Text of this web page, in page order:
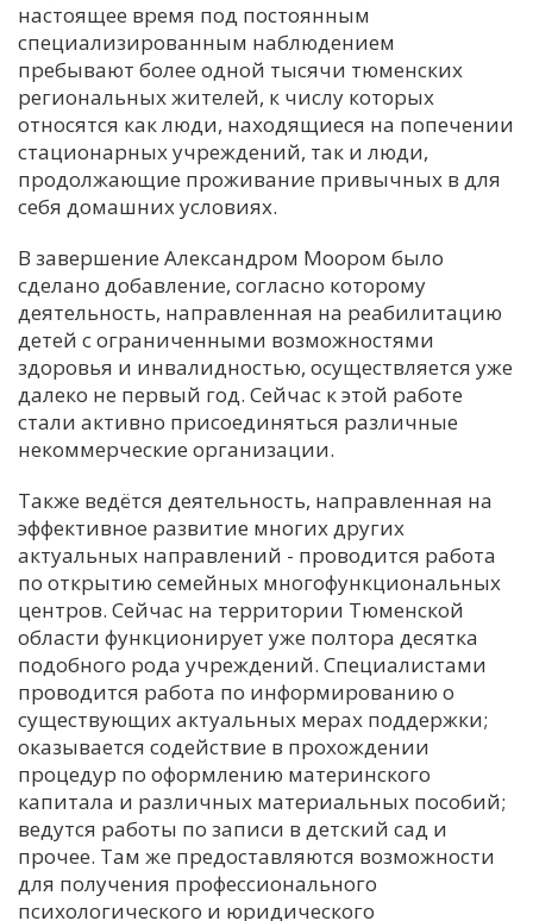
настоящее время под постоянным
специализированным наблюдением
пребывают более одной тысячи тюменских
региональных жителей, к числу которых
относятся как люди, находящиеся на попечении
стационарных учреждений, так и люди,
продолжающие проживание привычных в для
себя домашних условиях.
В завершение Александром Моором было
сделано добавление, согласно которому
деятельность, направленная на реабилитацию
детей с ограниченными возможностями
здоровья и инвалидностью, осуществляется уже
далеко не первый год. Сейчас к этой работе
стали активно присоединяться различные
некоммерческие организации.
Также ведётся деятельность, направленная на
эффективное развитие многих других
актуальных направлений - проводится работа
по открытию семейных многофункциональных
центров. Сейчас на территории Тюменской
области функционирует уже полтора десятка
подобного рода учреждений. Специалистами
проводится работа по информированию о
существующих актуальных мерах поддержки;
оказывается содействие в прохождении
процедур по оформлению материнского
капитала и различных материальных пособий;
ведутся работы по записи в детский сад и
прочее. Там же предоставляются возможности
для получения профессионального
психологического и юридического